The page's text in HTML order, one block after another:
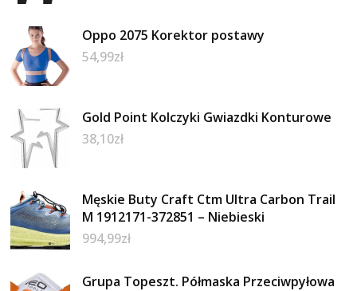
Oppo 2075 Korektor postawy
54,99zł
Gold Point Kolczyki Gwiazdki Konturowe
38,10zł
Męskie Buty Craft Ctm Ultra Carbon Trail
M 1912171-372851 – Niebieski
994,99zł
Grupa Topeszt. Półmaska Przeciwpyłowa